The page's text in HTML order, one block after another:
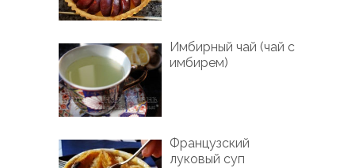
Имбирный чай (чай с
имбирем)
Французский
луковый суп